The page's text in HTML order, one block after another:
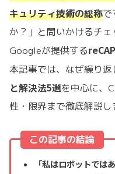
キュリティ技術の総称で
か？」と問いかけるチェ
Googleが提供する
本記事では、なぜ繰り
と解決法5選を中心に、
性・限界まで徹底解説し
この記事の結論
「私はロボットでは